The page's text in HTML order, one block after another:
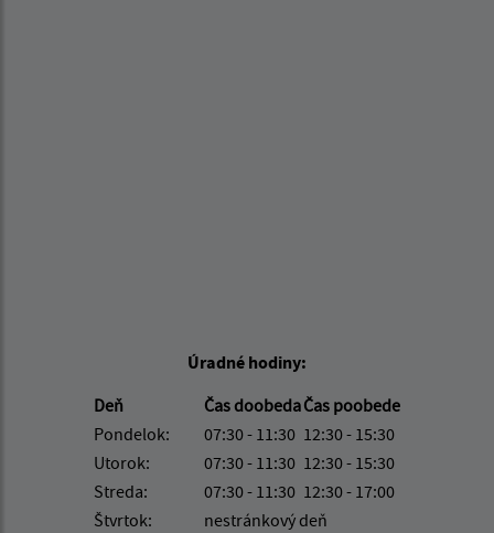
Úradné hodiny:
Deň
Čas doobedaČas poobede
Pondelok:
07:30 - 11:30 12:30 - 15:30
Utorok:
07:30 - 11:30 12:30 - 15:30
Streda:
07:30 - 11:30 12:30 - 17:00
Štvrtok:
nestránkový deň